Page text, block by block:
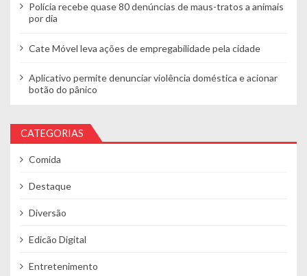
Polícia recebe quase 80 denúncias de maus-tratos a animais
por dia
Cate Móvel leva ações de empregabilidade pela cidade
Aplicativo permite denunciar violência doméstica e acionar
botão do pânico
CATEGORIAS
Comida
Destaque
Diversão
Edicão Digital
Entretenimento